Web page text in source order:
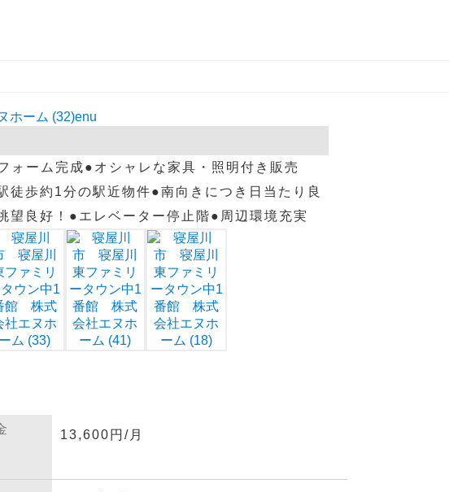
ォーム完成●オシャレな家具・照明付き販売
徒歩約1分の駅近物件●南向きにつき日当たり良
望良好！●エレベーター停止階●周辺環境充実
13,600円/月